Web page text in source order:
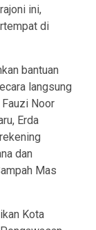
ini,
di
bantuan
langsung
Noor
Erda
dan
Mas
Kota